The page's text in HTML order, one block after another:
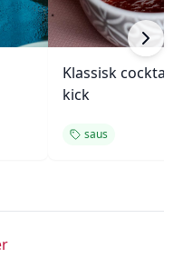
Klassisk
kick
saus